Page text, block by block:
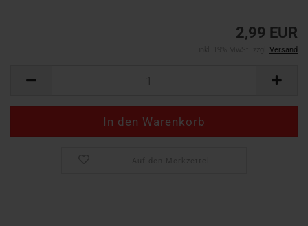
2,99 EUR
inkl. 19% MwSt. zzgl. Versand